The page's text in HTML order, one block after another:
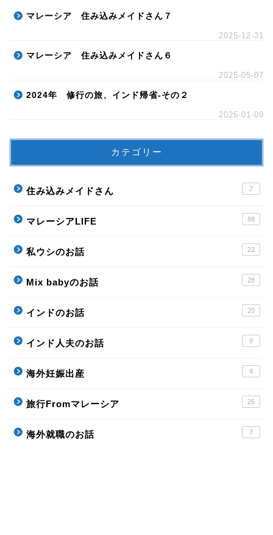
マレーシア 住み込みメイドさん７
2025-12-31
マレーシア 住み込みメイドさん６
2025-05-07
2024年 修行の旅、インド帰省-その２
2025-01-09
カテゴリー
住み込みメイドさん 7
マレーシアLIFE 88
私ウシのお話 22
Mix babyのお話 28
インドのお話 20
インド人夫のお話 9
海外妊娠出産 4
旅行Fromマレーシア 25
海外就職のお話 7